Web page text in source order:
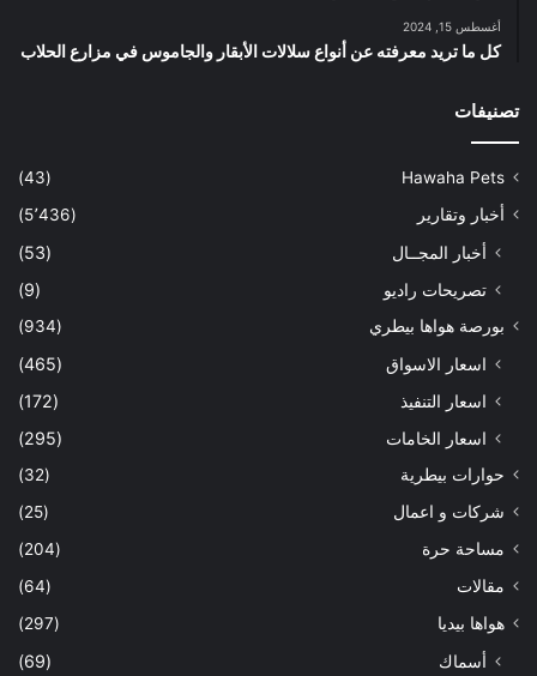
أغسطس 15, 2024
كل ما تريد معرفته عن أنواع سلالات الأبقار والجاموس في مزارع الحلاب
تصنيفات
Hawaha Pets
(43)
أخبار وتقارير
(5٬436)
أخبار المجــال
(53)
تصريحات راديو
(9)
بورصة هواها بيطري (934)
اسعار الاسواق
(465)
اسعار التنفيذ
(172)
اسعار الخامات
(295)
حوارات بيطرية
(32)
شركات و اعمال
(25)
مساحة حرة
(204)
مقالات
(64)
هواها بيديا
(297)
أسماك
(69)